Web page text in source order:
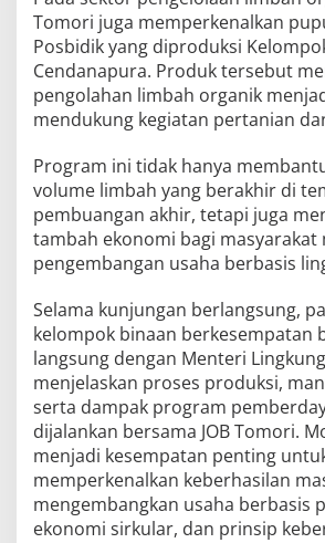
Tomori juga memperkenalkan
Posbidik yang diproduksi
Cendanapura. Produk tersebut
pengolahan limbah organik
mendukung kegiatan pertanian
Program ini tidak hanya
volume limbah yang berakhir di
pembuangan akhir, tetapi juga
tambah ekonomi bagi masyarakat
pengembangan usaha berbasis
Selama kunjungan berlangsung,
kelompok binaan berkesempatan
langsung dengan Menteri
menjelaskan proses produksi,
serta dampak program
dijalankan bersama JOB Tomori.
menjadi kesempatan penting
memperkenalkan keberhasilan
mengembangkan usaha berbasis
ekonomi sirkular, dan prinsip